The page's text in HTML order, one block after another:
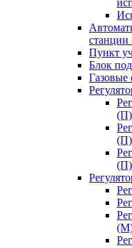
Пункт
Блок
Газовые